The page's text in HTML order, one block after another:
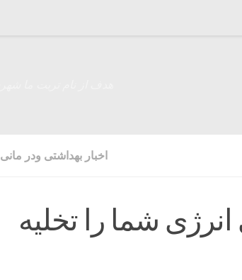
اخبار بهداشتی ودر مانی
انرژی شما را تخلیه